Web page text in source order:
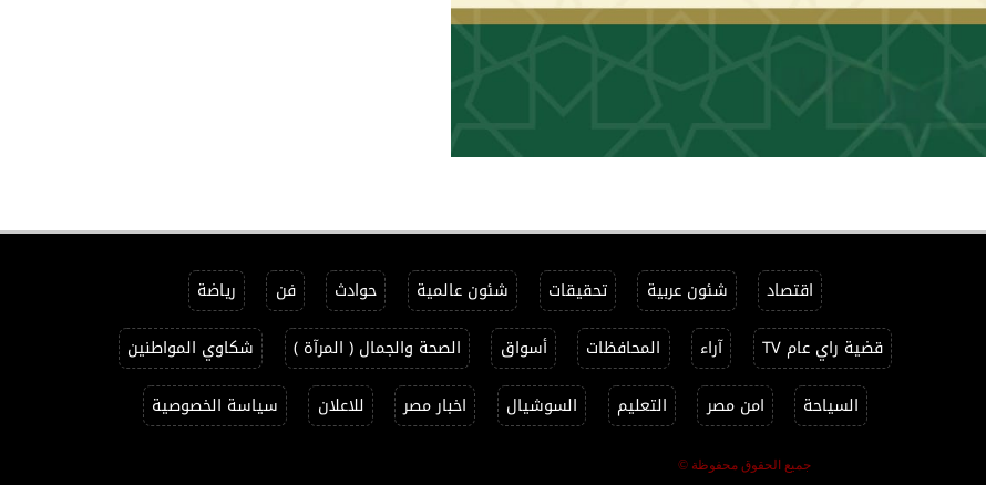
اقتصاد شئون عربية تحقيقات شئون عالمية حوادث فن
رياضة
قضية راي عام TV
آراء المحافظات أسواق الصحة والجمال ( المرآة )
شكاوي المواطنين
السياحة
امن مصر التعليم السوشيال اخبار مصر للاعلان سياسة الخصوصية
جميع الحقوق محفوظة ©